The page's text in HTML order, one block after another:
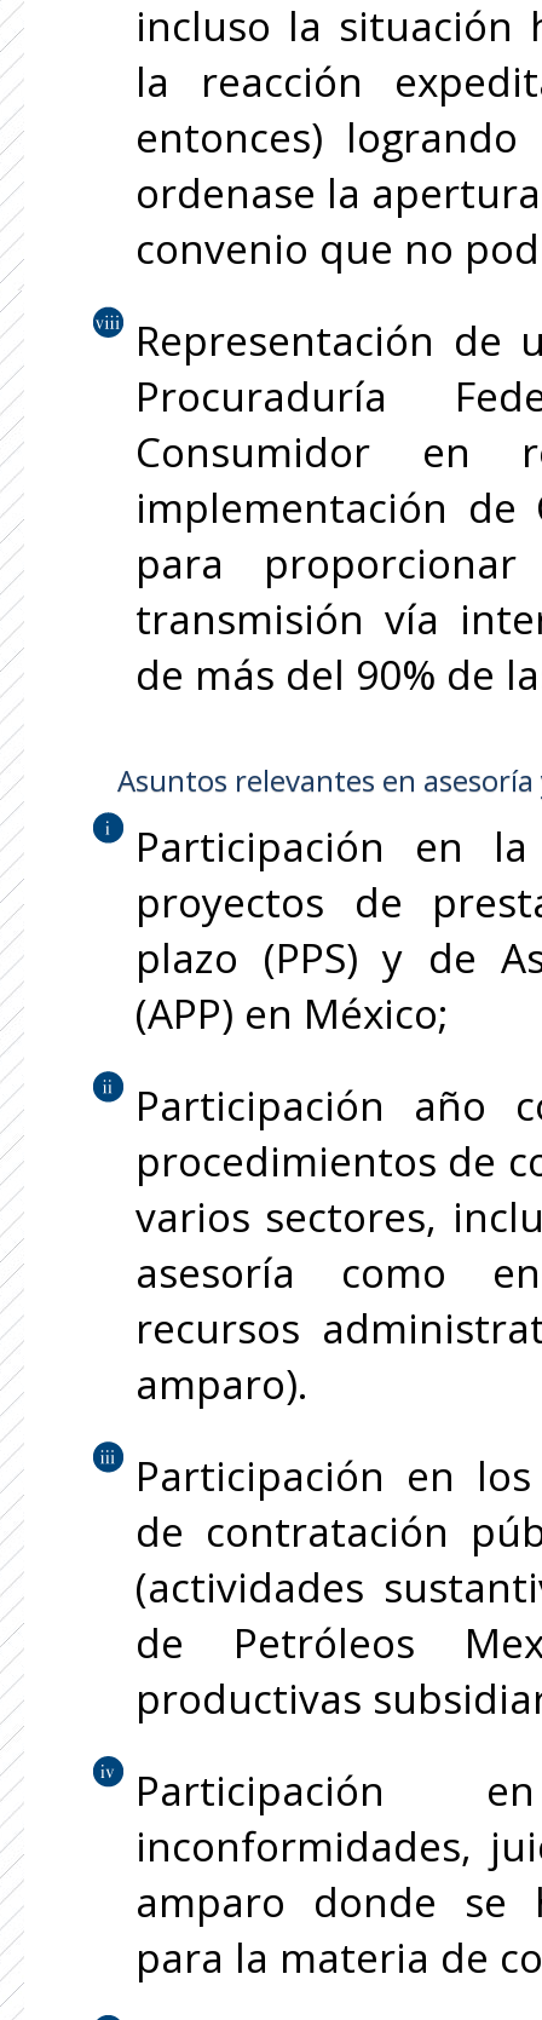
incluso la situación
la reacción
entonces)
ordenase la
convenio que no
Representación
Procuraduría
Consumidor en
implementación
para
transmisión vía
de más del 90% de
Asuntos relevantes en
Participación en
proyectos de
plazo (PPS) y de
(APP) en México;
Participación año
procedimientos de
varios sectores,
asesoría como
recursos
amparo).
Participación en
de contratación
(actividades
de Petróleos
productivas
Participación
inconformidades,
amparo donde se
para la materia de